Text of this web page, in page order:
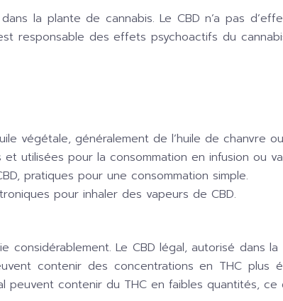
la plante de cannabis. Le CBD n’a pas
responsable des effets psychoactifs du
végétale, généralement de l’huile de chanvre ou
utilisées pour la consommation en infusion ou
pratiques pour une consommation simple.
pour inhaler des vapeurs de CBD.
considérablement. Le CBD légal, autorisé dans
contenir des concentrations en THC
peuvent contenir du THC en faibles quantités,